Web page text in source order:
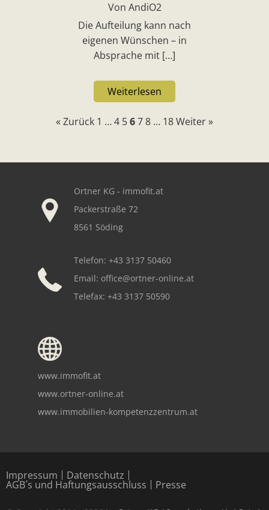
Von AndiO2
Die Aufteilung kann nach
eigenen Wünschen – in
Absprache mit […]
Weiterlesen
« Zurück 1 …4 5678 … 18Weiter »
Ortner KG - immofit.at
Packerstraße 72
8561 Söding
Telefon: +43 3137 50460
Email: office@ortner-online.at
Telefax: +43 3137 50590
www.immofit.at
www.ortner-online.at
www.immobilien-kompetenzzentrum.at
Impressum
Datenschutz
AGB´s und Haftungsausschluss Presse